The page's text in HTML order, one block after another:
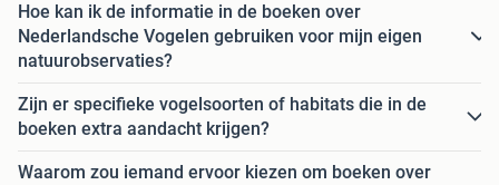
Hoe kan ik de informatie in de boeken over
Nederlandsche Vogelen gebruiken voor mijn eigen
natuurobservaties?
Zijn er specifieke vogelsoorten of habitats die in de
boeken extra aandacht krijgen?
Waarom zou iemand ervoor kiezen om boeken over